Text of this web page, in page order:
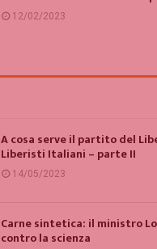
12/02/2023
A cosa serve il partito del
Liberisti Italiani – parte II
14/05/2023
Carne sintetica: il ministro
contro la scienza